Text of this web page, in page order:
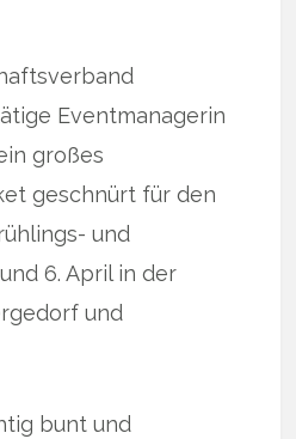
Eventmanagerin
großes
geschnürt für den
und
6. April in der
und
bunt und